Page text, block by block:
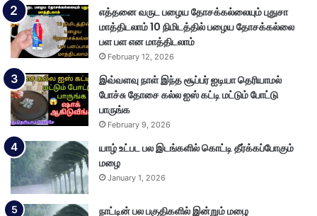
எத்தனை வருட பழைய தோசக்கல்லையும் புதுசா
மாத்திடலாம் 10 நிமிடத்தில் பழைய தோசக்கல்லை
பள பள என மாத்திடலாம்
February 12, 2026
இவ்வளவு நாள் இந்த சூப்பர் ஐடியா தெரியாமல்
போச்சு தோசை கல்ல ஐஸ் கட்டி மட்டும் போட்டு
பாருங்க
February 9, 2026
யாழ் உட்பட பல இடங்களில் கொட்டி தீர்க்கப்போகும்
மழை
January 1, 2026
நாட்டின் பல பகுதிகளில் இன்றும் மழை